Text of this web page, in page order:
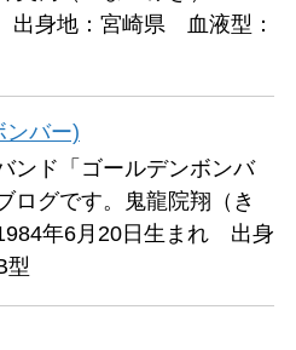
身地：宮崎県 血液型：
ンバー)
ンド「ゴールデンボンバ
ログです。鬼龍院翔（き
年6月20日生まれ 出身
型